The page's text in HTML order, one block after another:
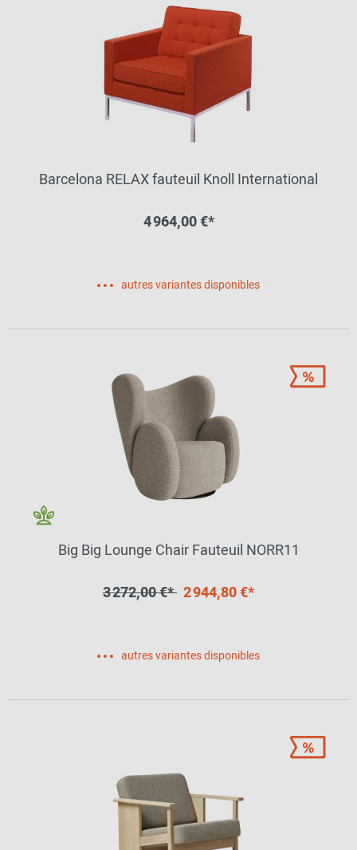
Barcelona RELAX fauteuil Knoll International
4 964,00 €*
autres variantes disponibles
Big Big Lounge Chair Fauteuil NORR11
3 272,00 €* 2 944,80 €*
autres variantes disponibles